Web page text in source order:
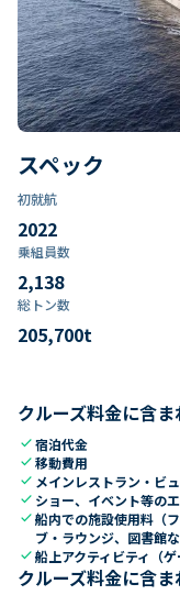
スペック
初就航
2022
乗組員数​
2,138
総トン数​
205,700t
クルーズ料金に含
check宿泊代金
check移動費用
check メインレストラン・ビ
check ショー、イベント等の
check船内での施設使用料（
ブ・ラウンジ、図書館な
check船上アクティビティ（
クルーズ料金に含